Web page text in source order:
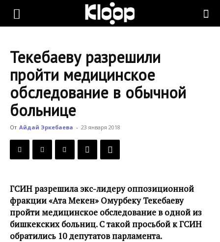
KLOOP.KG
Новости
Кыргызстана
Текебаеву разрешили
пройти медицинское
обследование в обычной
больнице
От Айдай Эркебаева - 23 января 2018
ГСИН разрешила экс-лидеру оппозиционной
фракции «Ата Мекен» Омурбеку Текебаеву
пройти медицинское обследование в одной из
бишкекских больниц. С такой просьбой к ГСИН
обратились 10 депутатов парламента.